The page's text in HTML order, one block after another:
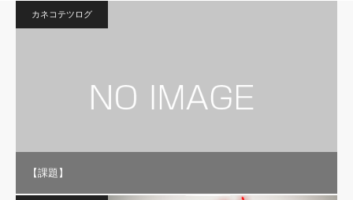
カネコテツログ
【課題】